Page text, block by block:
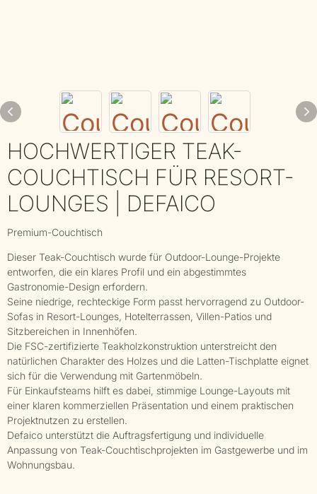
HOCHWERTIGER TEAK-
COUCHTISCH FÜR RESORT-
LOUNGES | DEFAICO
Premium-Couchtisch
Dieser Teak-Couchtisch wurde für Outdoor-Lounge-Projekte
entworfen, die ein klares Profil und ein abgestimmtes
Gastronomie-Design erfordern.
Seine niedrige, rechteckige Form passt hervorragend zu Outdoor-
Sofas in Resort-Lounges, Hotelterrassen, Villen-Patios und
Sitzbereichen in Innenhöfen.
Die FSC-zertifizierte Teakholzkonstruktion unterstreicht den
natürlichen Charakter des Holzes und die Latten-Tischplatte eignet
sich für die Verwendung mit Gartenmöbeln.
Für Einkaufsteams hilft es dabei, stimmige Lounge-Layouts mit
einer klaren kommerziellen Präsentation und einem praktischen
Projektnutzen zu erstellen.
Defaico unterstützt die Auftragsfertigung und individuelle
Anpassung von Teak-Couchtischprojekten im Gastgewerbe und im
Wohnungsbau.